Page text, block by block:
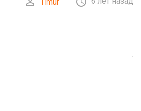
Timur